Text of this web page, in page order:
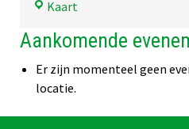
Kaart
Aankomende
Er zijn momenteel geen
locatie.